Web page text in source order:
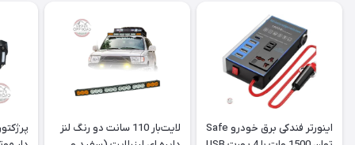
اینورتر فندکی برق خودرو Safe
لایت‌بار 110 سانت دو رنگ لنز